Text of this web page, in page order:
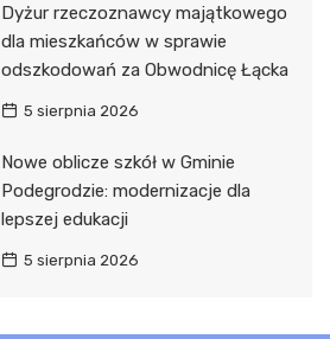
Dyżur rzeczoznawcy majątkowego
dla mieszkańców w sprawie
odszkodowań za Obwodnicę Łącka
5 sierpnia 2026
Nowe oblicze szkół w Gminie
Podegrodzie: modernizacje dla
lepszej edukacji
5 sierpnia 2026